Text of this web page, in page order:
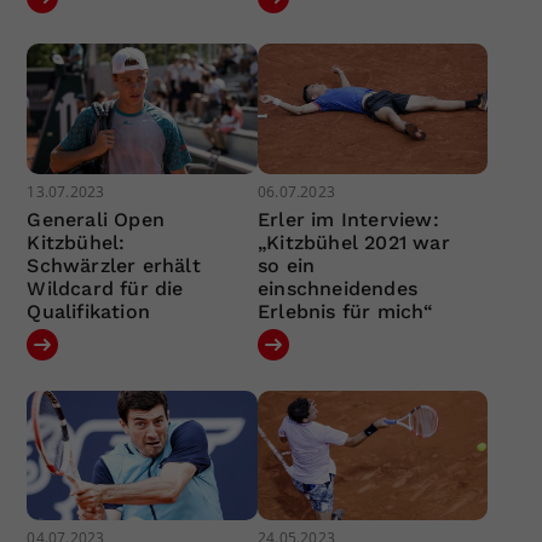
13.07.2023
Generali Open
Kitzbühel:
Schwärzler erhält
Wildcard für die
Qualifikation
06.07.2023
Erler im Interview:
„Kitzbühel 2021 war
so ein
einschneidendes
Erlebnis für mich“